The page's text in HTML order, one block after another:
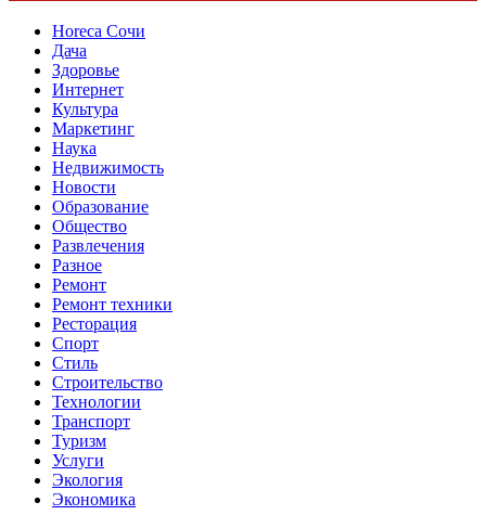
Horeca Сочи
Дача
Здоровье
Интернет
Культура
Маркетинг
Наука
Недвижимость
Новости
Образование
Общество
Развлечения
Разное
Ремонт
Ремонт техники
Ресторация
Спорт
Стиль
Строительство
Технологии
Транспорт
Туризм
Услуги
Экология
Экономика